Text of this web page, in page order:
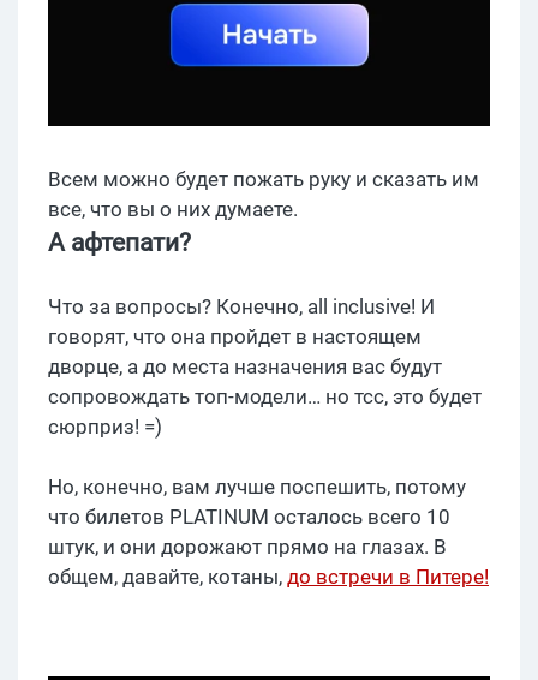
Всем можно будет пожать руку и сказать им
все, что вы о них думаете.
А афтепати?
Что за вопросы? Конечно, all inclusive! И
говорят, что она пройдет в настоящем
дворце, а до места назначения вас будут
сопровождать топ-модели… но тсс, это будет
сюрприз! =)
Но, конечно, вам лучше поспешить, потому
что билетов PLATINUM осталось всего 10
штук, и они дорожают прямо на глазах. В
общем, давайте, котаны, до встречи в Питере!